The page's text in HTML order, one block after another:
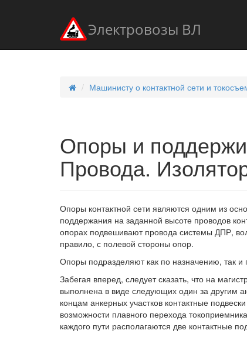
Электровозы ВЛ
Машинисту о контактной сети и
Опоры и
Провода.
Опоры контактной сети являются одним из
поддержания на заданной высоте проводов
опорах подвешивают провода системы ДПР,
правило, с полевой стороны опор.
Опоры подразделяют как по назначению, так
Забегая вперед, следует сказать, что на
выполнена в виде следующих один за другим
концам анкерных участков контактные
возможности плавного перехода
каждого пути располагаются две контактные